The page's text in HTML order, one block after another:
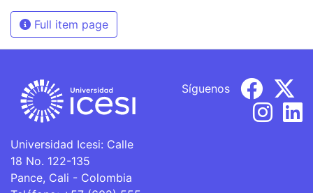
Full item page
Universidad Icesi: Calle
18 No. 122-135
Pance, Cali - Colombia
Síguenos